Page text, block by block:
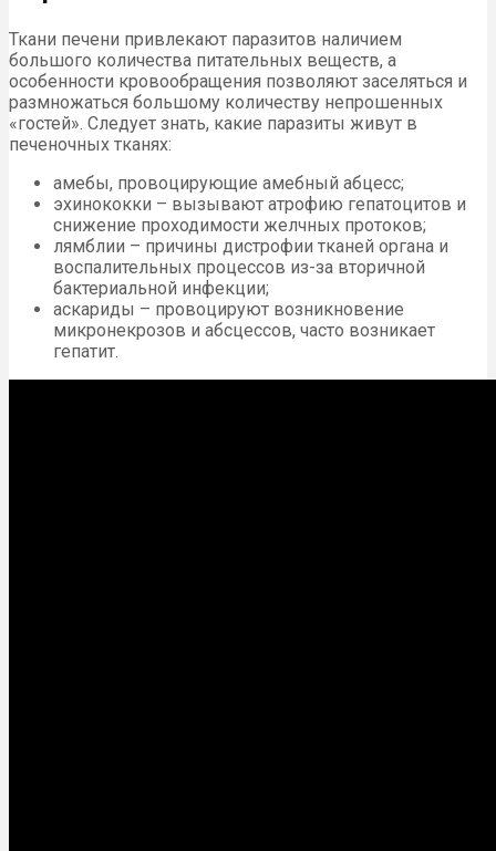
Ткани печени привлекают паразитов наличием
большого количества питательных веществ, а
особенности кровообращения позволяют заселяться и
размножаться большому количеству непрошенных
«гостей». Следует знать, какие паразиты живут в
печеночных тканях:
амебы, провоцирующие амебный абцесс;
эхинококки – вызывают атрофию гепатоцитов и
снижение проходимости желчных протоков;
лямблии – причины дистрофии тканей органа и
воспалительных процессов из-за вторичной
бактериальной инфекции;
аскариды – провоцируют возникновение
микронекрозов и абсцессов, часто возникает
гепатит.